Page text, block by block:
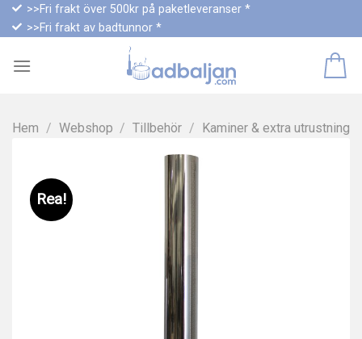
Skip >>Fri frakt över 500kr på paketleveranser *
>>Fri frakt av badtunnor *
Hem / Webshop / Tillbehör / Kaminer & extra utrustning
Rea!